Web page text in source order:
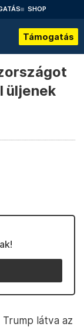
SHOP
Támogatás
üljenek
Trump látva az